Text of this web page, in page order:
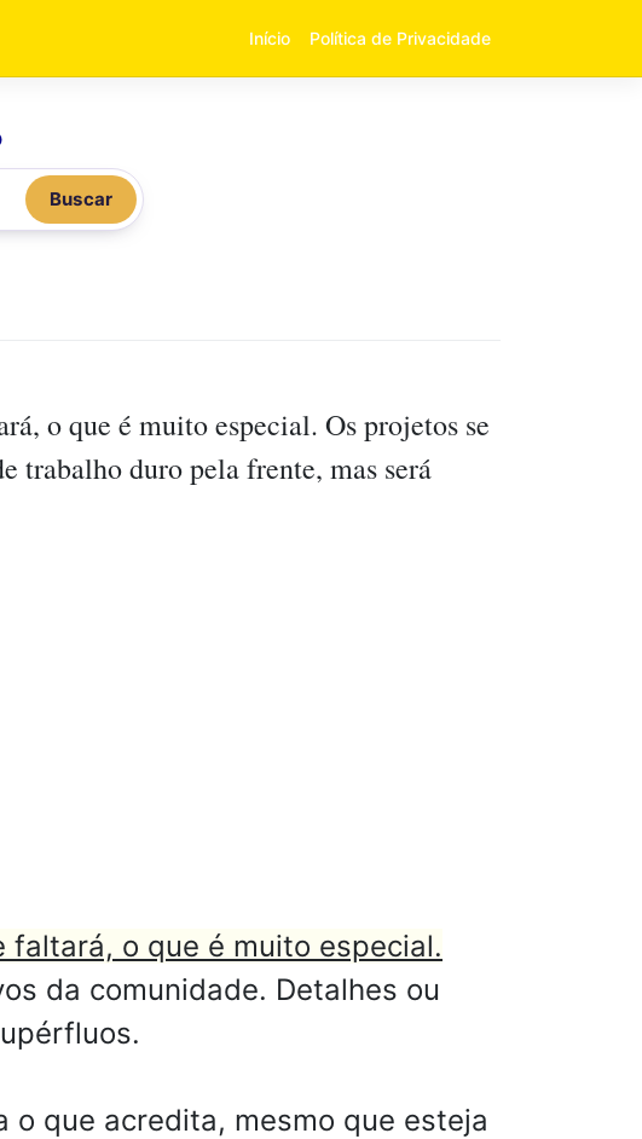
Início Política de Privacidade
Buscar
o que é muito especial. Os projetos se
trabalho duro pela frente, mas será
faltará, o que é muito especial.
da comunidade. Detalhes ou
o que acredita, mesmo que esteja